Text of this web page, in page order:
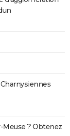
Meuse ? Obtenez